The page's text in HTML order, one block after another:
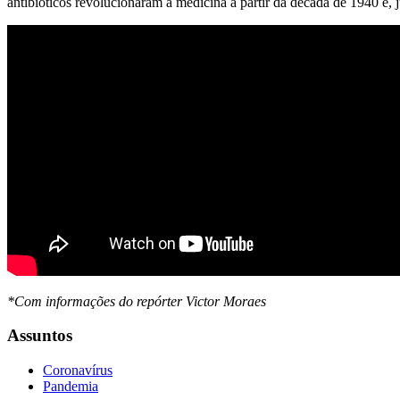
*Com informações do repórter Victor Moraes
Assuntos
Coronavírus
Pandemia